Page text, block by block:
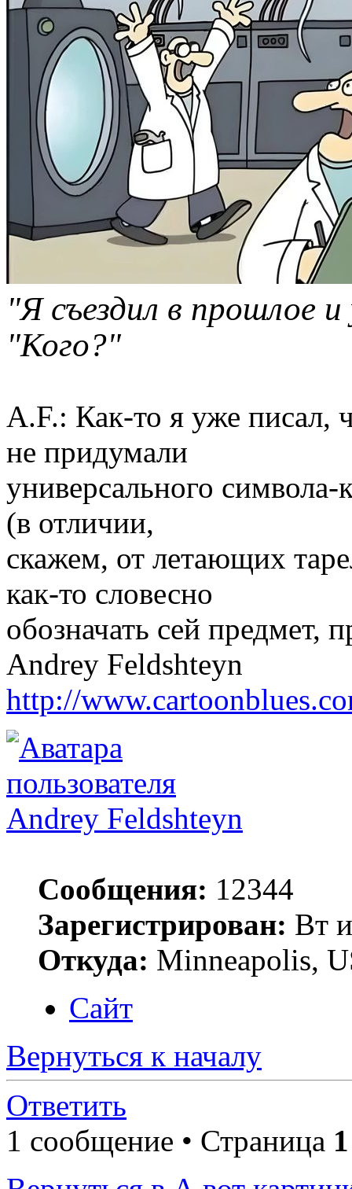
"Я съездил в прошлое
"Кого?"
A.F.: Как-то я уже писал,
не придумали
универсального
(в отличии,
скажем, от летающих
как-то словесно
обозначать сей предмет,
Andrey Feldshteyn
http://
Andrey Feldshteyn
Сообщения: 12344
Зарегистрирован: Вт
Откуда: Minneapolis,
Сайт
Вернуться к началу
Ответить
1 сообщение • Страница 1